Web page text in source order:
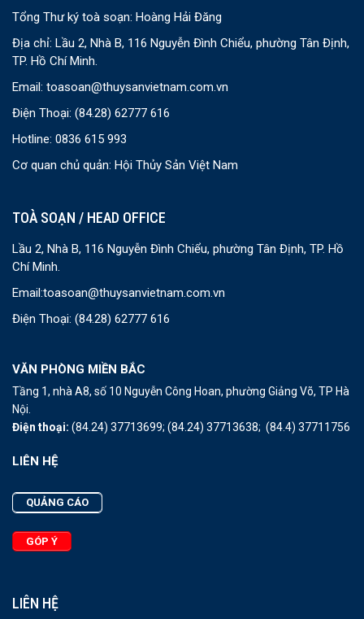
Tổng Thư ký toà soạn: Hoàng Hải Đăng
Địa chỉ: Lầu 2, Nhà B, 116 Nguyễn Đình Chiểu, phường Tân Định,
TP. Hồ Chí Minh.
Email: toasoan@thuysanvietnam.com.vn
Điện Thoại: (84.28) 62777 616
Hotline: 0836 615 993
Cơ quan chủ quản: Hội Thủy Sản Việt Nam
TOÀ SOẠN / HEAD OFFICE
Lầu 2, Nhà B, 116 Nguyễn Đình Chiểu, phường Tân Định, TP. Hồ
Chí Minh.
Email:toasoan@thuysanvietnam.com.vn
Điện Thoại: (84.28) 62777 616
VĂN PHÒNG MIỀN BẮC
Tầng 1, nhà A8, số 10 Nguyễn Công Hoan, phường Giảng Võ, TP Hà
Nội.
Điện thoại: (84.24) 37713699; (84.24) 37713638; (84.4) 37711756
LIÊN HỆ
QUẢNG CÁO
GÓP Ý
LIÊN HỆ